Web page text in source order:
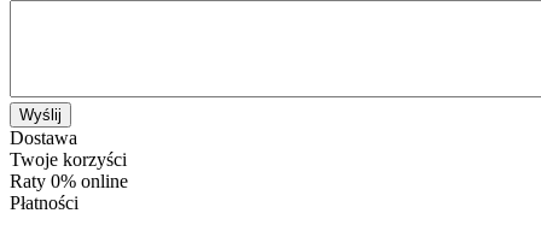
Wyślij
Dostawa
Twoje korzyści
Raty 0% online
Płatności